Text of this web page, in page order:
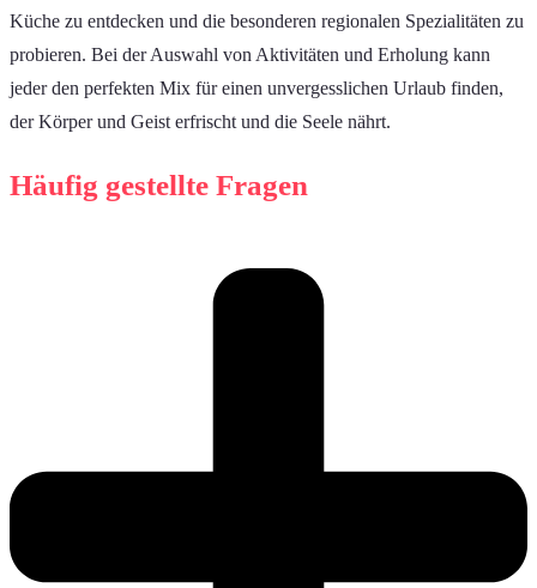
Küche zu entdecken und die besonderen regionalen Spezialitäten zu
probieren. Bei der Auswahl von Aktivitäten und Erholung kann
jeder den perfekten Mix für einen unvergesslichen Urlaub finden,
der Körper und Geist erfrischt und die Seele nährt.
Häufig gestellte Fragen